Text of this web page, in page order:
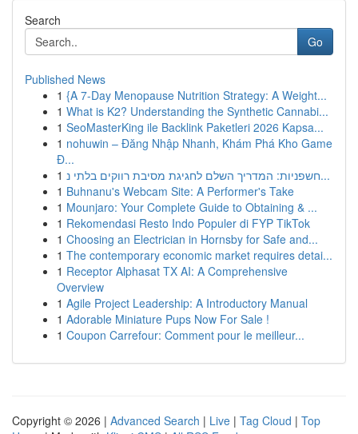
Search
Go
Published News
1 {A 7-Day Menopause Nutrition Strategy: A Weight...
1 What is K2? Understanding the Synthetic Cannabi...
1 SeoMasterKing ile Backlink Paketleri 2026 Kapsa...
1 nohuwin – Đăng Nhập Nhanh, Khám Phá Kho Game
Đ...
1
חשפניות: המדריך השלם לחגיגת מסיבת רווקים בלתי נ...
1 Buhnanu's Webcam Site: A Performer's Take
1 Mounjaro: Your Complete Guide to Obtaining & ...
1 Rekomendasi Resto Indo Populer di FYP TikTok
1 Choosing an Electrician in Hornsby for Safe and...
1 The contemporary economic market requires detai...
1 Receptor Alphasat TX AI: A Comprehensive
Overview
1 Agile Project Leadership: A Introductory Manual
1 Adorable Miniature Pups Now For Sale !
1 Coupon Carrefour: Comment pour le meilleur...
Copyright © 2026 | Advanced Search | Live | Tag Cloud | Top